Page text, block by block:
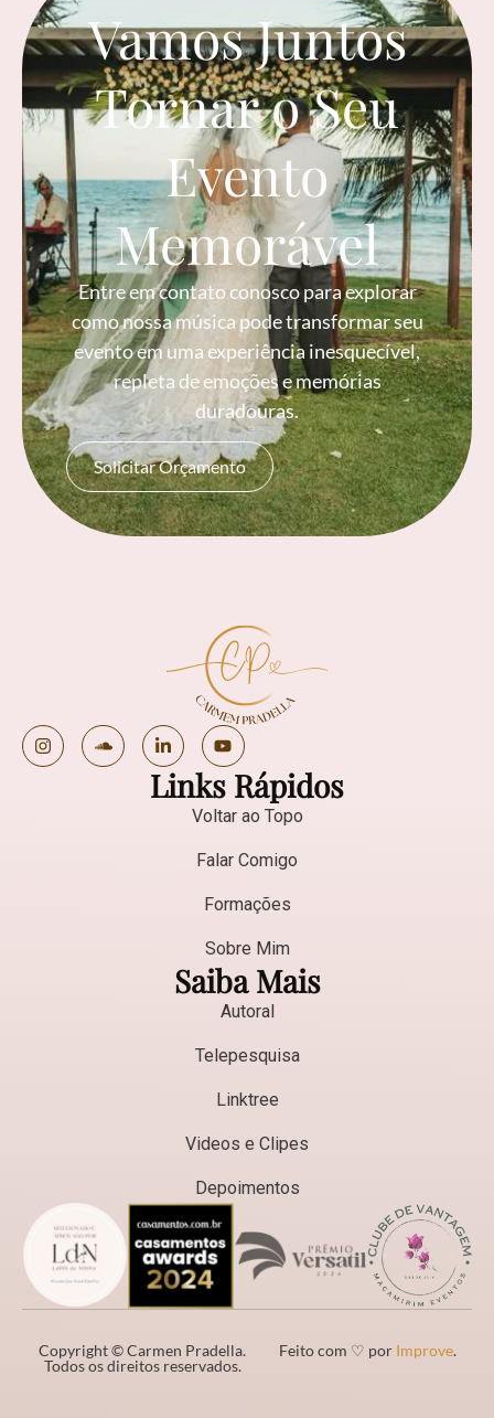
Vamos Juntos
Tornar o Seu
Evento
Memorável
Entre em contato conosco para explorar
como nossa música pode transformar seu
evento em uma experiência inesquecível,
repleta de emoções e memórias
duradouras.
Solicitar Orçamento
Links Rápidos
Voltar ao Topo
Falar Comigo
Formações
Sobre Mim
Saiba Mais
Autoral
Telepesquisa
Linktree
Videos e Clipes
Depoimentos
Copyright © Carmen Pradella.
Todos os direitos reservados.
Feito com ♡ por Improve.